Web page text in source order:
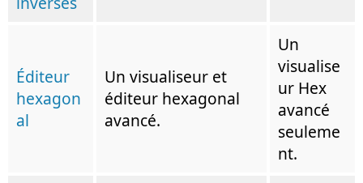
Éditeur
hexagon
al
Un visualiseur et
éditeur hexagonal
avancé.
Un
visualise
ur Hex
avancé
seuleme
nt.